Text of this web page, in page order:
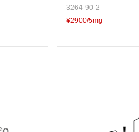
3264-90-2
¥2900/5mg